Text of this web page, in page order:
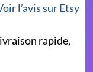
l’avis sur Etsy
rapide,